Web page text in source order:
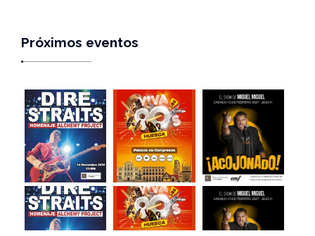
Próximos eventos